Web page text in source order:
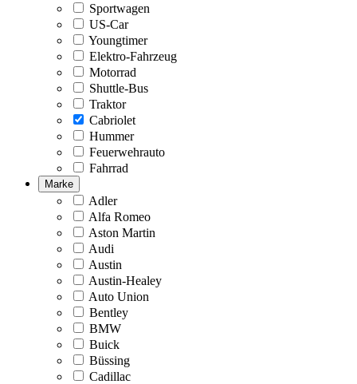
Sportwagen
US-Car
Youngtimer
Elektro-Fahrzeug
Motorrad
Shuttle-Bus
Traktor
Cabriolet
Hummer
Feuerwehrauto
Fahrrad
Marke
Adler
Alfa Romeo
Aston Martin
Audi
Austin
Austin-Healey
Auto Union
Bentley
BMW
Buick
Büssing
Cadillac